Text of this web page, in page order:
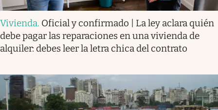
Vivienda. Oficial y confirmado | La ley aclara quién
debe pagar las reparaciones en una vivienda de
alquiler: debes leer la letra chica del contrato